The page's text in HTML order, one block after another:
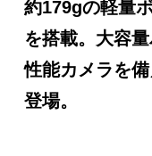
約179gの軽量
を搭載。大容
性能カメラを
登場。